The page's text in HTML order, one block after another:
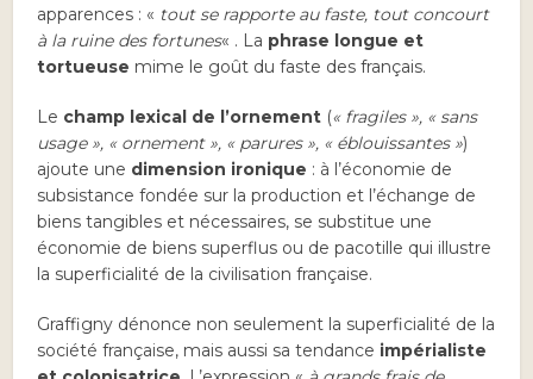
apparences : « tout se rapporte au faste, tout concourt
à la ruine des fortunes« . La phrase longue et
tortueuse mime le goût du faste des français.
Le champ lexical de l’ornement (« fragiles », « sans
usage », « ornement », « parures », « éblouissantes »)
ajoute une dimension ironique : à l’économie de
subsistance fondée sur la production et l’échange de
biens tangibles et nécessaires, se substitue une
économie de biens superflus ou de pacotille qui illustre
la superficialité de la civilisation française.
Graffigny dénonce non seulement la superficialité de la
société française, mais aussi sa tendance impérialiste